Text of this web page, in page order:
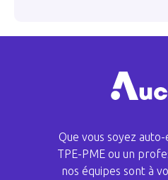
Que vous soyez
TPE-PME ou un
nos équipes sont à